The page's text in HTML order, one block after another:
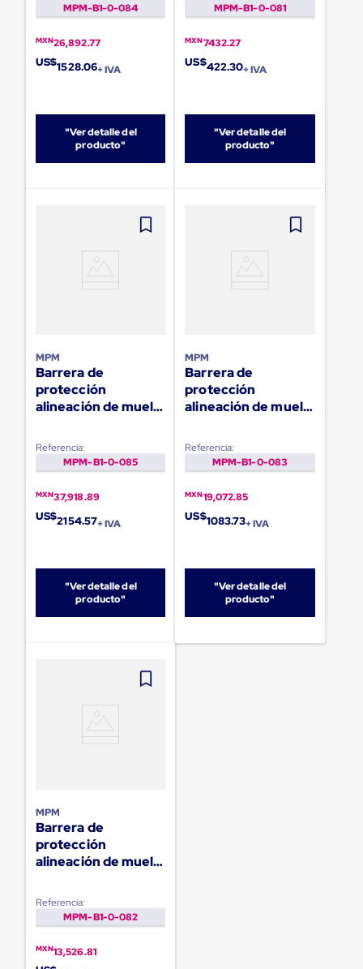
de
Retenedores
Automáticos
Retenedores
Andén
Transportes
Muelle/Andén
Integral
Diablito
de
carga
Diablito
manual
Plataformas
carga
de
Milla
Dollies
para
Charolas
Contenedores
Colapsables
Jaulas
de
Ultima
Milla
MRO
Distribución
Equipos
de
carga
y
MPM-B1-0-084
MXN26,892.77
US$1528.06+ IVA
"Ver detalle del
producto"
MPM-B1-0-081
MXN7432.27
US$422.30+ IVA
"Ver detalle del
producto"
MPM
Barrera de
protección
alineación de muelle
Referencia:
MPM-B1-0-085
MXN37,918.89
US$2154.57+ IVA
"Ver detalle del
producto"
MPM
Barrera de
protección
alineación de muelle
Referencia:
MPM-B1-0-083
MXN19,072.85
US$1083.73+ IVA
"Ver detalle del
producto"
MPM
Barrera de
protección
alineación de muelle
Referencia:
MPM-B1-0-082
MXN13,526.81